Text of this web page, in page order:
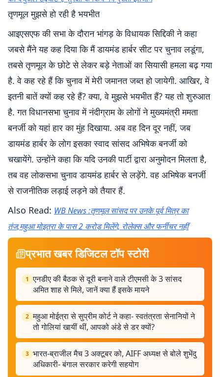
तृणमूल मुझसे हाे रही है भयभीत
आइएसएफ की सभा के दौरान भांगड़ के विधायक सिद्दिकी ने कहा
जबसे मैंने यह कह दिया कि मैं डायमंड हार्बर सीट पर चुनाव लडूंगा,
तबसे तृणमूल के छोटे से लेकर बड़े नेताओं का सियासी हमला बढ़ गया
है. वे कह रहे हैं कि चुनाव में मेरी जमानत जब्त हो जायेगी. आखिर, वे
इतनी बातें क्यों कह रहे हैं? क्या, वे मुझसे भयभीत हैं? यह तो शुरुआत
है. गत विधानसभा चुनाव में नंदीग्राम के लोगों ने मुख्यमंत्री ममता
बनर्जी को यहां हार का मुंह दिखाया. अब वह दिन दूर नहीं, जब
डायमंड हार्बर के लोग इसका स्वाद सांसद अभिषेक बनर्जी को
चखायेंगे. उन्होंने कहा कि यदि उनकी पार्टी द्वारा अनुमोदन मिलता है,
तब वह लोकसभा चुनाव डायमंड हार्बर से लड़ेंगे. वह अभिषेक बनर्जी
से राजनीतिक लड़ाई लड़ने को तैयार हैं.
Also Read: WB News :तृणमूल सांसद पर उनके पूर्व मित्र का
तंज,महुआ मोइत्रा के पास 2 करोड़ मिलेंगे, रोलेक्स और फर्नीचर नहीं
प्रभात खबर डिजिटल टॉप स्टोरी
1 एनडीए की बैठक से दूरी बनाने वाले टीएमसी के 3 सांसद
अमित शाह से मिले, जानें क्या हैं इसके मायने
2 महुआ मोईत्रा से सुप्रीम कोर्ट ने कहा- स्वतंत्रता सेनानियों ने
तो गोलियां खायीं थीं, आपको अंडे से डर क्यों?
3 भारत-ब्राजील मैच 3 अक्टूबर को, AIFF अध्यक्ष से बोले शुभेंदु
अधिकारी- बंगाल सरकार करेगी सहयोग